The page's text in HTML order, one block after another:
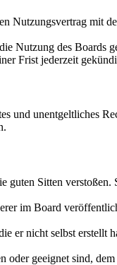
mit
Nutzung des Boards
Frist jederzeit
und unentgeltliches
Sitten
im Board
nicht selbst erstellt
oder geeignet sind,